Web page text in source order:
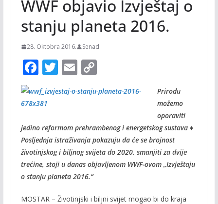
WWF objavio Izvještaj o
stanju planeta 2016.
28. Oktobra 2016. Senad
F
ac
e
o
o
k
T
w
itt
E
m
ai
C
o
p
Li
n
k
Prirodu
možemo
oporaviti
jedino reformom prehrambenog i energetskog sustava ♦
Posljednja istraživanja pokazuju da će se brojnost
životinjskog i biljnog svijeta do 2020. smanjiti za dvije
trećine, stoji u danas objavljenom WWF-ovom „Izvještaju
o stanju planeta 2016.“
MOSTAR – Životinjski i biljni svijet mogao bi do kraja